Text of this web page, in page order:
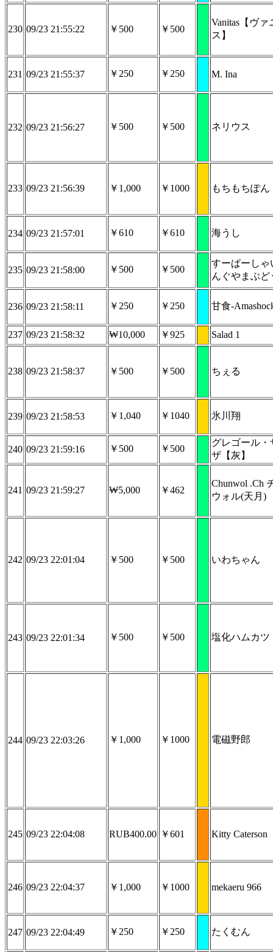
230 09/23 21:55:22 ￥500 ￥500
Vanitas【ヴァ
ス】
231 09/23 21:55:37 ￥250 ￥250 M. Ina
232 09/23 21:56:27 ￥500 ￥500 ネリウス
233 09/23 21:56:39 ￥1,000 ￥1000 もちもちぽん
234 09/23 21:57:01 ￥610 ￥610 海うし
235 09/23 21:58:00 ￥500 ￥500
すーぱーしゃ
んぐやまぶど
236 09/23 21:58:11 ￥250 ￥250 甘食-
237 09/23 21:58:32 ₩10,000 ￥925 Salad 1
238 09/23 21:58:37 ￥500 ￥500 ちぇる
239 09/23 21:58:53 ￥1,040 ￥1040 氷川翔
240 09/23 21:59:16 ￥500 ￥500
グレゴール・
ザ【灰】
241 09/23 21:59:27 ₩5,000 ￥462
Chunwol .Ch
ウォル(天月)
242 09/23 22:01:04 ￥500 ￥500 いわちゃん
243 09/23 22:01:34 ￥500 ￥500 塩化ハムカツ
244 09/23 22:03:26 ￥1,000 ￥1000 電磁野郎
245 09/23 22:04:08 RUB400.00 ￥601 Kitty Caterson
246 09/23 22:04:37 ￥1,000 ￥1000 mekaeru 966
247 09/23 22:04:49 ￥250 ￥250 たくむん